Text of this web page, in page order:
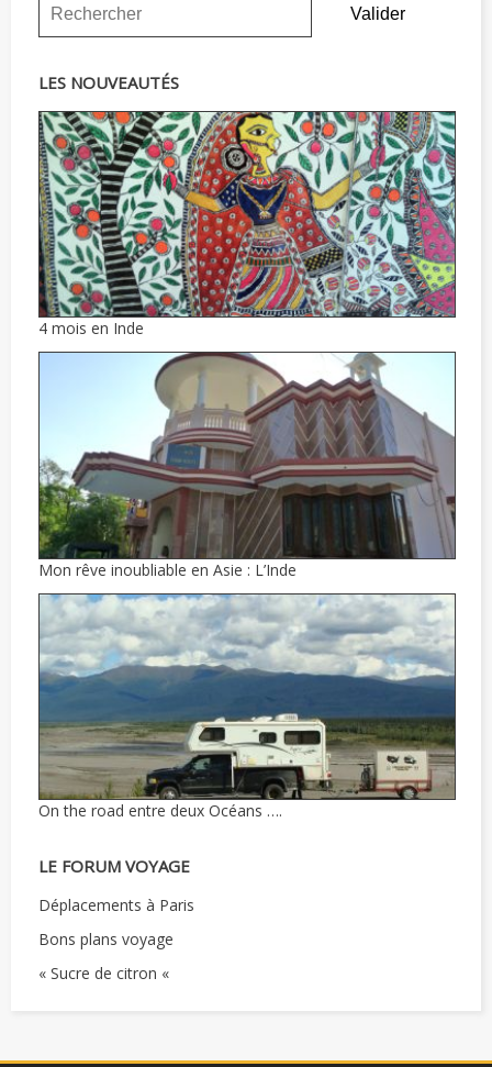
LES NOUVEAUTÉS
4 mois en Inde
Mon rêve inoubliable en Asie : L’Inde
On the road entre deux Océans ….
LE FORUM VOYAGE
Déplacements à Paris
Bons plans voyage
« Sucre de citron «